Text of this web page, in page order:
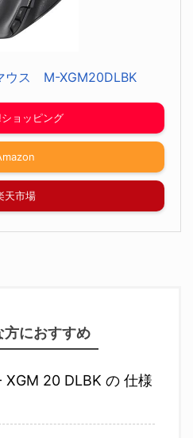
ウス M-XGM20DLBK
ョッピング
天市場
方におすすめ
XGM 20 DLBK の 仕様